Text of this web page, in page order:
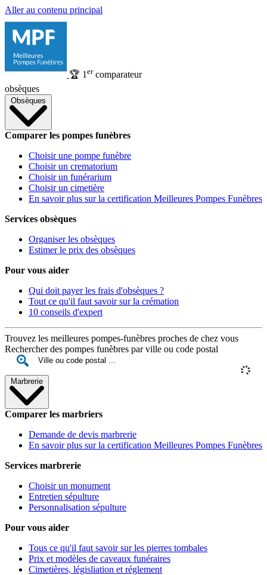
Aller au contenu principal
🏆 1 ercomparateur
obsèques
Obsèques
Comparer les pompes funèbres
Choisir une pompe funèbre
Choisir un crematorium
Choisir un funérarium
Choisir un cimetière
En savoir plus sur la certification Meilleures Pompes Funèbres
Services obsèques
Organiser les obsèques
Estimer le prix des obsèques
Pour vous aider
Qui doit payer les frais d'obsèques ?
Tout ce qu'il faut savoir sur la crémation
10 conseils d'expert
Trouvez les meilleures pompes-funèbres proches de chez vous
Rechercher des pompes funèbres par ville ou code postal
Marbrerie
Comparer les marbriers
Demande de devis marbrerie
En savoir plus sur la certification Meilleures Pompes Funèbres
Services marbrerie
Choisir un monument
Entretien sépulture
Personnalisation sépulture
Pour vous aider
Tous ce qu'il faut savoir sur les pierres tombales
Prix et modèles de caveaux funéraires
Cimetières, législiation et réglement